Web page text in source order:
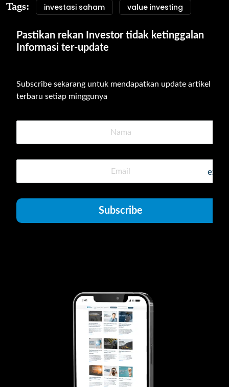
Tags: investasi saham value investing
Pastikan rekan Investor tidak ketinggalan
Informasi ter-update
Subscribe sekarang untuk mendapatkan update artikel
terbaru setiap minggunya
Subscribe